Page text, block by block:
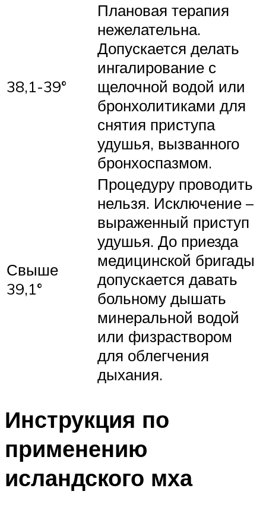
38,1-39°
Плановая терапия
нежелательна.
Допускается делать
ингалирование с
щелочной водой или
бронхолитиками для
снятия приступа
удушья, вызванного
бронхоспазмом.
Свыше
39,1°
Процедуру проводить
нельзя. Исключение –
выраженный приступ
удушья. До приезда
медицинской бригады
допускается давать
больному дышать
минеральной водой
или физраствором
для облегчения
дыхания.
Инструкция по
применению
исландского мха